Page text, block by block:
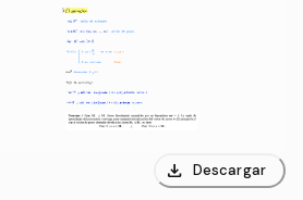
download Descargar